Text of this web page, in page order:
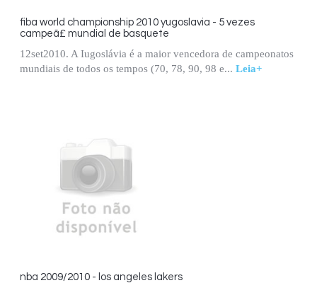
fiba world championship 2010 yugoslavia - 5 vezes
campeã£ mundial de basquete
12set2010. A Iugoslávia é a maior vencedora de campeonatos
mundiais de todos os tempos (70, 78, 90, 98 e... Leia+
nba 2009/2010 - los angeles lakers